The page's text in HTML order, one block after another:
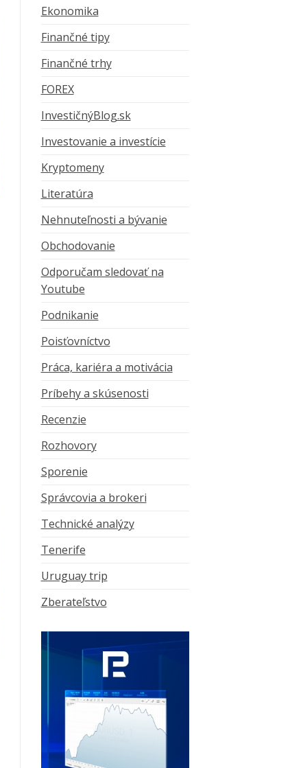
Ekonomika
Finančné tipy
Finančné trhy
FOREX
InvestičnýBlog.sk
Investovanie a investície
Kryptomeny
Literatúra
Nehnuteľnosti a bývanie
Obchodovanie
Odporučam sledovať na
Youtube
Podnikanie
Poisťovníctvo
Práca, kariéra a motivácia
Príbehy a skúsenosti
Recenzie
Rozhovory
Sporenie
Správcovia a brokeri
Technické analýzy
Tenerife
Uruguay trip
Zberateľstvo